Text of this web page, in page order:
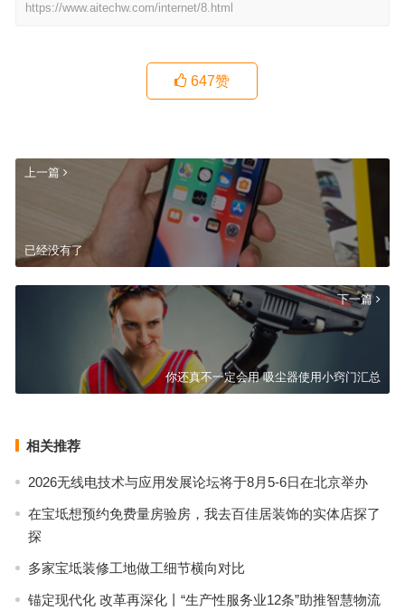
https://www.aitechw.com/internet/8.html
647赞
上一篇
已经没有了
下一篇
你还真不一定会用 吸尘器使用小窍门汇总
相关推荐
2026无线电技术与应用发展论坛将于8月5-6日在北京举办
在宝坻想预约免费量房验房，我去百佳居装饰的实体店探了
探
多家宝坻装修工地做工细节横向对比
锚定现代化 改革再深化丨“生产性服务业12条”助推智慧物流